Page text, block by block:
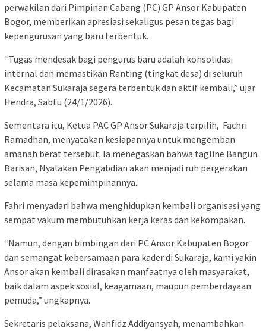
perwakilan dari Pimpinan Cabang (PC) GP Ansor Kabupaten
Bogor, memberikan apresiasi sekaligus pesan tegas bagi
kepengurusan yang baru terbentuk.
“Tugas mendesak bagi pengurus baru adalah konsolidasi
internal dan memastikan Ranting (tingkat desa) di seluruh
Kecamatan Sukaraja segera terbentuk dan aktif kembali,” ujar
Hendra, Sabtu (24/1/2026).
Sementara itu, Ketua PAC GP Ansor Sukaraja terpilih, Fachri
Ramadhan, menyatakan kesiapannya untuk mengemban
amanah berat tersebut. Ia menegaskan bahwa tagline Bangun
Barisan, Nyalakan Pengabdian akan menjadi ruh pergerakan
selama masa kepemimpinannya.
Fahri menyadari bahwa menghidupkan kembali organisasi yang
sempat vakum membutuhkan kerja keras dan kekompakan.
“Namun, dengan bimbingan dari PC Ansor Kabupaten Bogor
dan semangat kebersamaan para kader di Sukaraja, kami yakin
Ansor akan kembali dirasakan manfaatnya oleh masyarakat,
baik dalam aspek sosial, keagamaan, maupun pemberdayaan
pemuda,” ungkapnya.
Sekretaris pelaksana, Wahfidz Addiyansyah, menambahkan